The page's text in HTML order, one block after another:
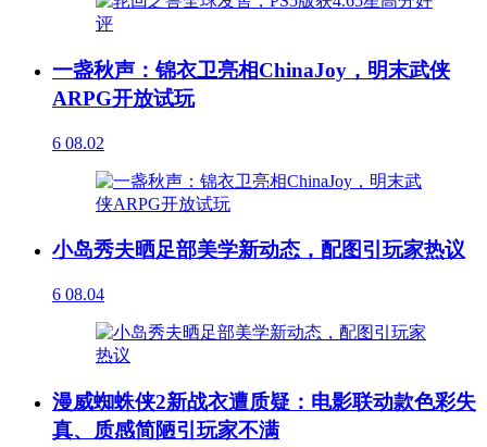
一盏秋声：锦衣卫亮相ChinaJoy，明末武侠
ARPG开放试玩
6 08.02
小岛秀夫晒足部美学新动态，配图引玩家热议
6 08.04
漫威蜘蛛侠2新战衣遭质疑：电影联动款色彩失
真、质感简陋引玩家不满